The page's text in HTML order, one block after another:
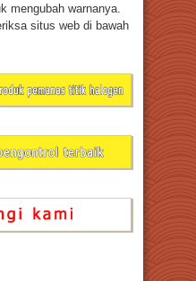
mengubah warnanya.
situs web di bawah